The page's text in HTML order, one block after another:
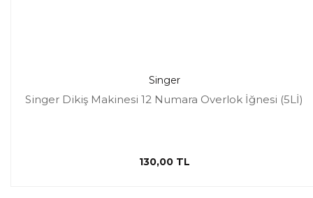
Singer
Singer Dikiş Makinesi 12 Numara Overlok İğnesi (5Lİ)
130,00 TL